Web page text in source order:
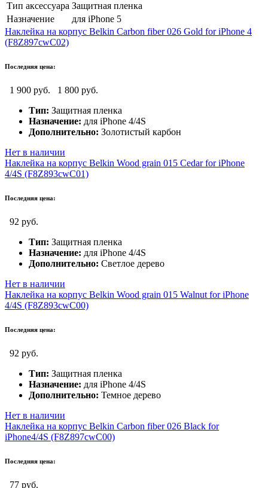
Тип аксессуара Защитная пленка
Назначение
для iPhone 5
Наклейка на корпус Belkin Carbon fiber 026 Gold for iPhone 4
(F8Z897cwC02)
Последняя цена:
1 900 руб.
1 800 руб.
Тип: Защитная пленка
Назначение: для iPhone 4/4S
Дополнительно: Золотистый карбон
Нет в наличии
Наклейка на корпус Belkin Wood grain 015 Cedar for iPhone
4/4S (F8Z893cwC01)
Последняя цена:
92 руб.
Тип: Защитная пленка
Назначение: для iPhone 4/4S
Дополнительно: Светлое дерево
Нет в наличии
Наклейка на корпус Belkin Wood grain 015 Walnut for iPhone
4/4S (F8Z893cwC00)
Последняя цена:
92 руб.
Тип: Защитная пленка
Назначение: для iPhone 4/4S
Дополнительно: Темное дерево
Нет в наличии
Наклейка на корпус Belkin Carbon fiber 026 Black for
iPhone4/4S (F8Z897cwC00)
Последняя цена:
77 руб.